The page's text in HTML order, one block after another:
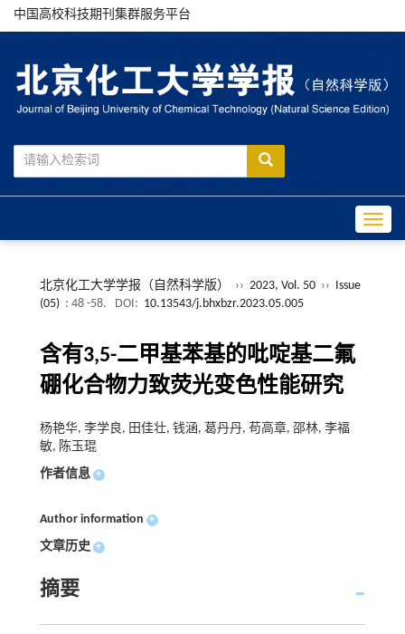
中国高校科技期刊集群服务平台
北京化工大学学报（自然科学版） ›› 2023, Vol. 50 ›› Issue
(05) : 48 -58. DOI: 10.13543/j.bhxbzr.2023.05.005
含有3,5-二甲基苯基的吡啶基二氟
硼化合物力致荧光变色性能研究
杨艳华, 李学良, 田佳壮, 钱涵, 葛丹丹, 苟高章, 邵林, 李福
敏, 陈玉琨
作者信息 +
Author information +
文章历史 +
摘要